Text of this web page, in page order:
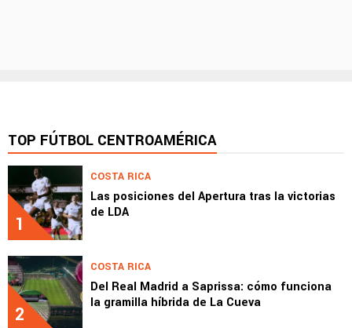
TOP FÚTBOL CENTROAMÉRICA
1
COSTA RICA
Las posiciones del Apertura tras la victorias
de LDA
2
COSTA RICA
Del Real Madrid a Saprissa: cómo funciona
la gramilla híbrida de La Cueva